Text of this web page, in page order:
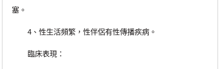
塞。
4、性生活頻繁，性伴侶有性傳播疾病。
臨床表現：